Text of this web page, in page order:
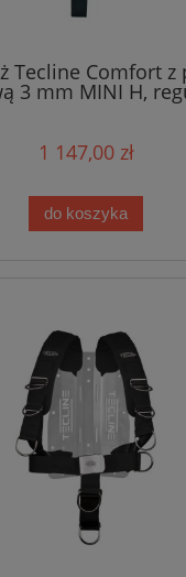
Tecline Comfort z
3 mm MINI H,
miękka - waga 1,28
1 147,00 zł
do koszyka